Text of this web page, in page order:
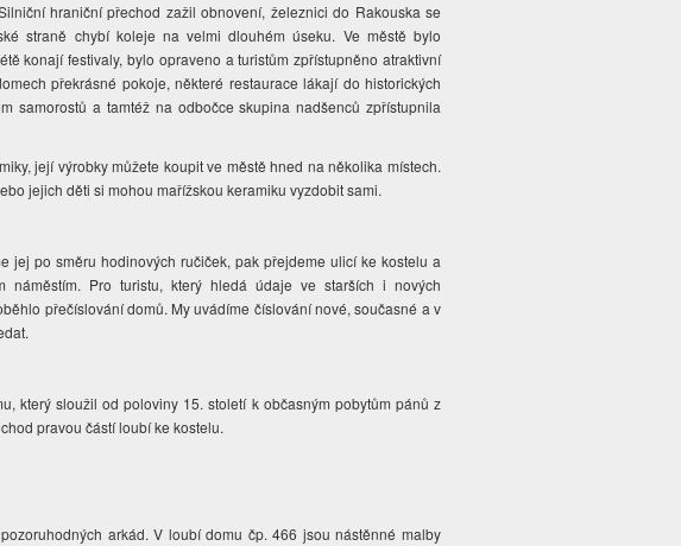
hraniční přechod zažil obnovení, železnici do Rakouska se
straně chybí koleje na velmi dlouhém úseku. Ve městě bylo
konají festivaly, bylo opraveno a turistům zpřístupněno atraktivní
překrásné pokoje, některé restaurace lákají do historických
samorostů a tamtéž na odbočce skupina nadšenců zpřístupnila
její výrobky můžete koupit ve městě hned na několika místech.
jejich děti si mohou mařížskou keramiku vyzdobit sami.
jej po směru hodinových ručiček, pak přejdeme ulicí ke kostelu a
náměstím. Pro turistu, který hledá údaje ve starších i nových
přečíslování domů. My uvádíme číslování nové, současné a v
který sloužil od poloviny 15. století k občasným pobytům pánů z
pravou částí loubí ke kostelu.
arkád. V loubí domu čp. 466 jsou nástěnné malby